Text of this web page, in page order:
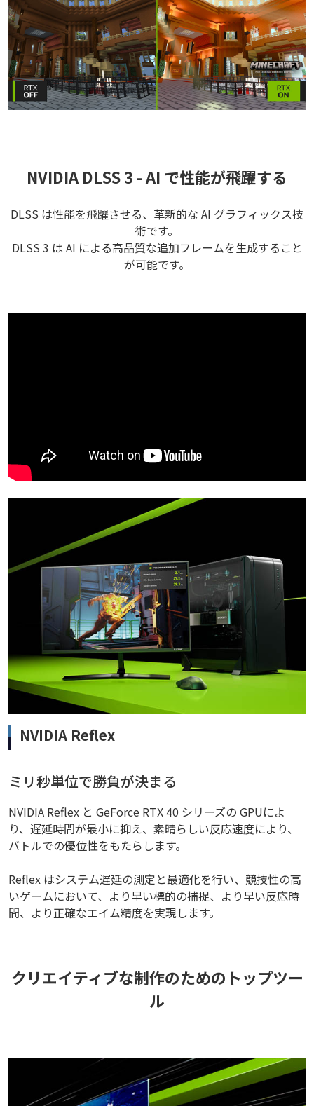
NVIDIA DLSS 3 - AI で性能が飛躍する
DLSS は性能を飛躍させる、革新的な AI グラフィックス技
術です。
DLSS 3 は AI による高品質な追加フレームを生成すること
が可能です。
NVIDIA Reflex
ミリ秒単位で勝負が決まる
NVIDIA Reflex と GeForce RTX 40 シリーズの GPUによ
り、遅延時間が最小に抑え、素晴らしい反応速度により、
バトルでの優位性をもたらします。
Reflex はシステム遅延の測定と最適化を行い、競技性の高
いゲームにおいて、より早い標的の捕捉、より早い反応時
間、より正確なエイム精度を実現します。
クリエイティブな制作のためのトップツー
ル